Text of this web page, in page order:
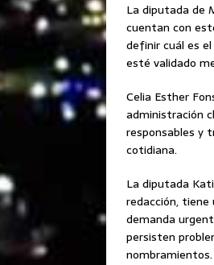
La diputada de
cuentan con
definir cuál es
esté validado
Celia Esther
administración
responsables y
cotidiana.
La diputada
redacción, tiene
demanda
persisten
nombramientos.